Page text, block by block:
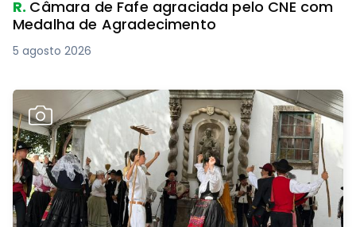
R. Câmara de Fafe agraciada pelo CNE com
Medalha de Agradecimento
5 agosto 2026